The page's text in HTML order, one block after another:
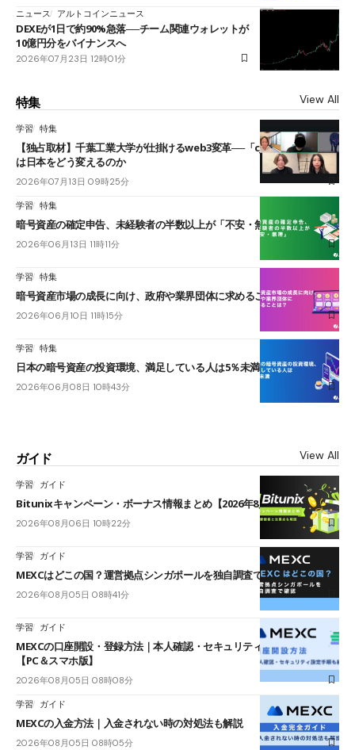
ニュース アルトコインニュース
DEXEが1日で約90%急落──チーム関連ウォレットが
10億円分をバイナンスへ
2026年07月23日 12時01分
特集 View All
学習 特集
【独占取材】千葉工業大学が仕掛けるweb3変革──「cJPY」とAIの融合
は日本をどう変えるのか
2026年07月13日 09時25分
学習 特集
暗号資産の確定申告、未経験者の半数以上が「不安・無理」
2026年06月13日 11時11分
学習 特集
暗号資産市場の成長に向け、政府や業界団体に求めることは？
2026年06月10日 11時15分
学習 特集
日本の暗号資産の投資環境、満足している人は5％未満
2026年06月08日 10時43分
ガイド View All
学習 ガイド
Bitunixキャンペーン・ボーナス情報まとめ【2026年8月最新】
2026年08月06日 10時22分
学習 ガイド
MEXCはどこの国？運営拠点シンガポールを独自調査で確認
2026年08月05日 08時41分
学習 ガイド
MEXCの口座開設・登録方法｜本人確認・セキュリティ設定手順も紹介
【PC＆スマホ版】
2026年08月05日 08時08分
学習 ガイド
MEXCの入金方法｜入金されない時の対処法も解説
2026年08月05日 08時05分